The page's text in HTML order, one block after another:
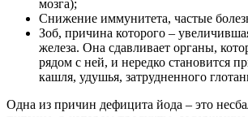
мозга);
Снижение иммунитета, частые
Зоб, причина которого –
железа. Она сдавливает органы,
рядом с ней, и нередко становится
кашля, удушья, затрудненного
Одна из причин дефицита йода – это